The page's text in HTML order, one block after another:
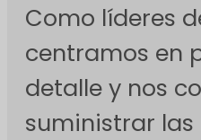
Como líderes
centramos en
detalle y nos
suministrar